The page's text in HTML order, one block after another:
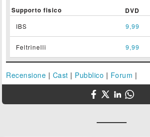
Supporto fisico DVD
IBS 9,99
Feltrinelli 9,99
Recensione | Cast | Pubblico | Forum |